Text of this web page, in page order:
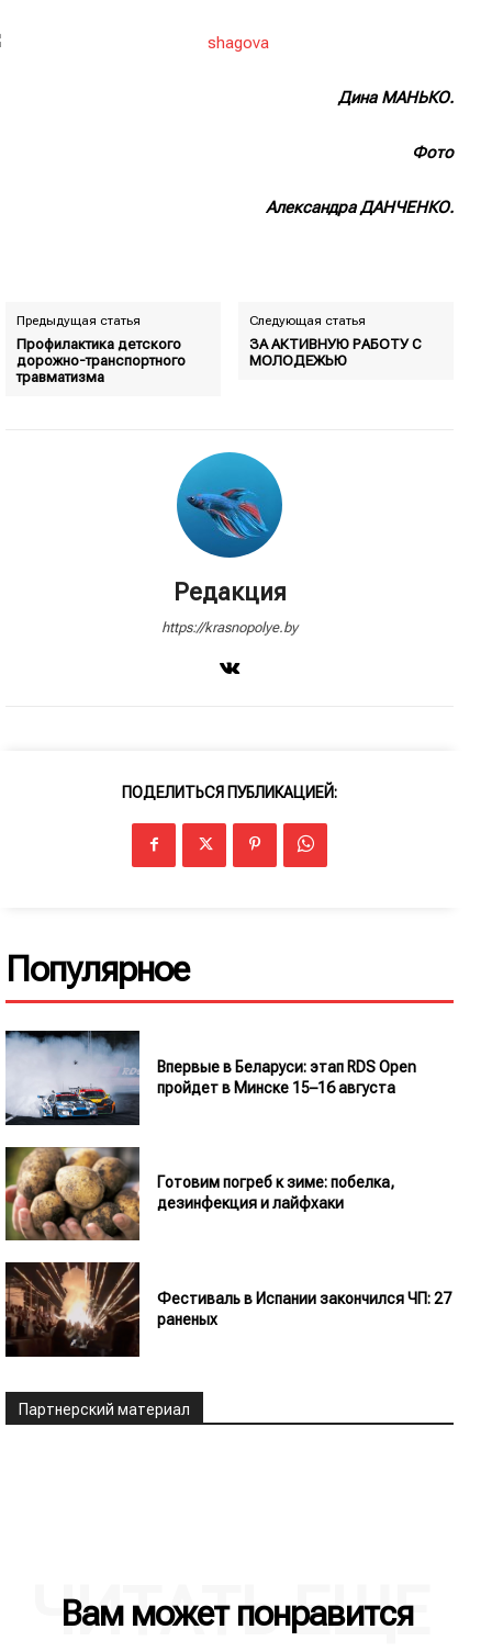
Дина МАНЬКО.
Фото
Александра ДАНЧЕНКО.
Предыдущая статья
Профилактика детского
дорожно-транспортного
травматизма
Следующая статья
ЗА АКТИВНУЮ РАБОТУ С
МОЛОДЕЖЬЮ
Редакция
https://krasnopolye.by
ПОДЕЛИТЬСЯ ПУБЛИКАЦИЕЙ:
Популярное
Впервые в Беларуси: этап RDS Open
пройдет в Минске 15–16 августа
Готовим погреб к зиме: побелка,
дезинфекция и лайфхаки
Фестиваль в Испании закончился ЧП: 27
раненых
Партнерский материал
Вам может понравится
ЧИТАТЬ ЕЩЕ